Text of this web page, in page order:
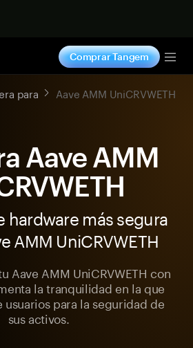
Comprar Tangem
para Aave AMM UniCRVWETH
Aave AMM
hardware más segura
AMM UniCRVWETH
Aave AMM UniCRVWETH con
la tranquilidad en la que
para la seguridad de
sus activos.